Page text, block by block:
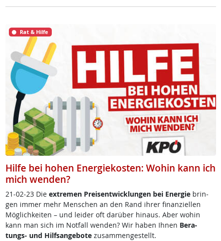
Rat & Hilfe
Hilfe bei hohen Energiekosten: Wohin kann ich
mich wenden?
21-02-23 Die ex­t­re­men Preis­ent­wick­lun­gen bei En­er­giebrin­
gen im­mer mehr Men­schen an den Rand ih­rer fi­nan­zi­el­len
Mög­lich­kei­ten – und lei­der oft dar­über hin­aus. Aber wo­hin
kann man sich im Not­fall wen­den? Wir ha­ben Ih­nen Be­ra­
tungs- und Hilf­s­an­ge­bo­te zu­sam­men­ge­s­tellt.